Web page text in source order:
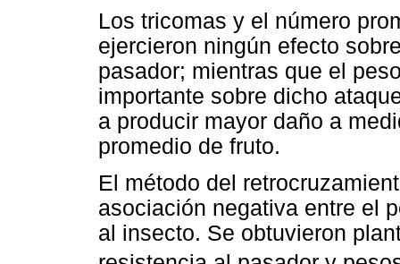
Los tricomas y el número
ejercieron ningún efecto
pasador; mientras que el
importante sobre dicho
a producir mayor daño a
promedio de fruto.
El método del
asociación negativa entre el
al insecto. Se obtuvieron